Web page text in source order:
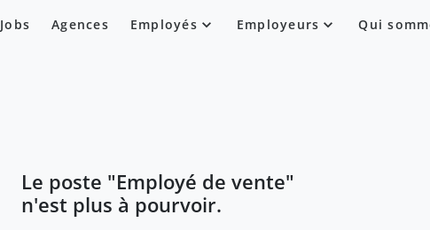
Jobs Agences Employés Employeurs Qui
Le poste "Employé de vente"
n'est plus à pourvoir.